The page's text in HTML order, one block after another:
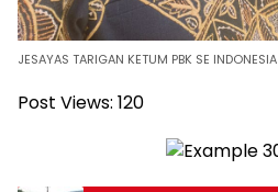
JESAYAS TARIGAN KETUM PBK SE INDONESIA
Post Views: 120